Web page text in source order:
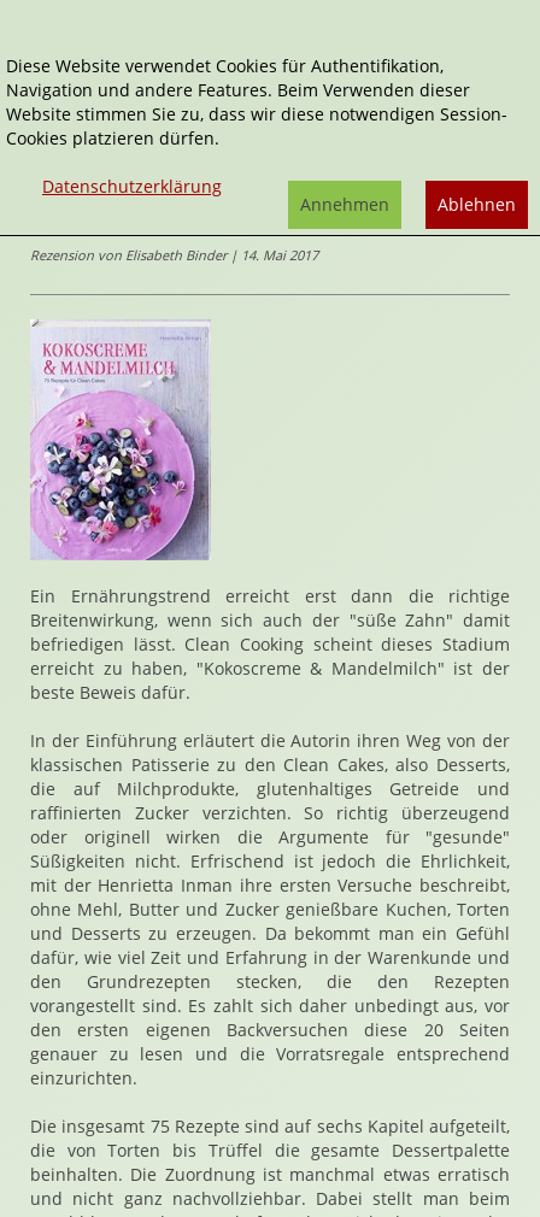
Home Sachbücher Kokoscreme & Mandelmilch
Kokoscreme & Mandelmilch
75 Rezepte für Clean Cakes
Rezension von Elisabeth Binder | 14. Mai 2017
Ein Ernährungstrend erreicht erst dann die richtige
Breitenwirkung, wenn sich auch der "süße Zahn" damit
befriedigen lässt. Clean Cooking scheint dieses Stadium
erreicht zu haben, "Kokoscreme & Mandelmilch" ist der
beste Beweis dafür.
In der Einführung erläutert die Autorin ihren Weg von der
klassischen Patisserie zu den Clean Cakes, also Desserts,
die auf Milchprodukte, glutenhaltiges Getreide und
raffinierten Zucker verzichten. So richtig überzeugend
oder originell wirken die Argumente für "gesunde"
Süßigkeiten nicht. Erfrischend ist jedoch die Ehrlichkeit,
mit der Henrietta Inman ihre ersten Versuche beschreibt,
ohne Mehl, Butter und Zucker genießbare Kuchen, Torten
und Desserts zu erzeugen. Da bekommt man ein Gefühl
dafür, wie viel Zeit und Erfahrung in der Warenkunde und
den Grundrezepten stecken, die den Rezepten
vorangestellt sind. Es zahlt sich daher unbedingt aus, vor
den ersten eigenen Backversuchen diese 20 Seiten
genauer zu lesen und die Vorratsregale entsprechend
einzurichten.
Die insgesamt 75 Rezepte sind auf sechs Kapitel aufgeteilt,
die von Torten bis Trüffel die gesamte Dessertpalette
beinhalten. Die Zuordnung ist manchmal etwas erratisch
und nicht ganz nachvollziehbar. Dabei stellt man beim
Diese Website verwendet Cookies für Authentifikation,
Navigation und andere Features. Beim Verwenden dieser
Website stimmen Sie zu, dass wir diese notwendigen Session-
Cookies platzieren dürfen.
Datenschutzerklärung
Ablehnen
Annehmen